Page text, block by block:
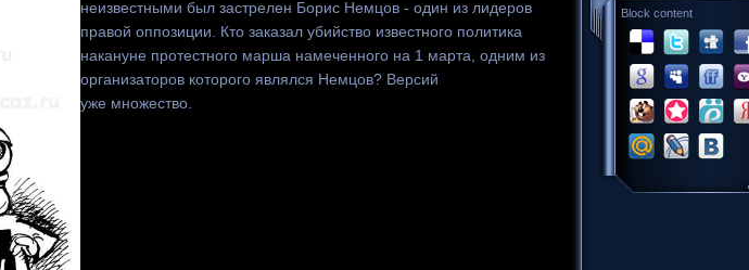
неизвестными был застрелен Борис Немцов - один из лидеров
правой оппозиции. Кто заказал убийство известного политика
накануне протестного марша намеченного на 1 марта, одним из
организаторов которого являлся Немцов? Версий
уже множество.
Block content